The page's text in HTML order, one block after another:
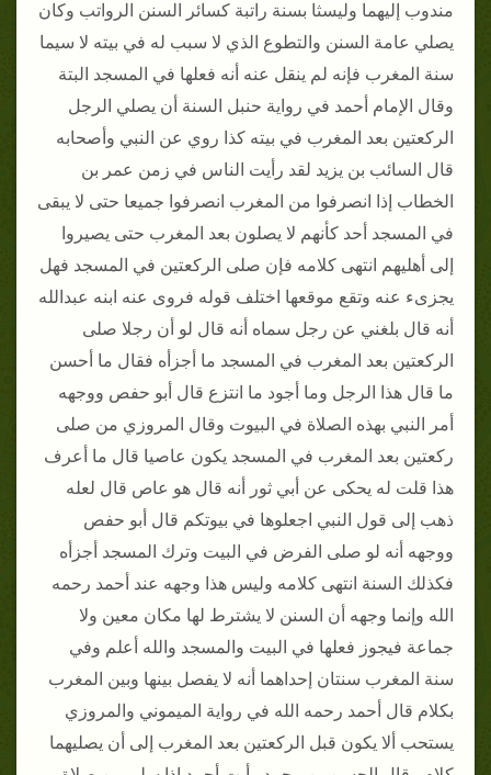
مندوب إليهما وليسثا بسنة راتبة كسائر السنن الرواتب وكان
يصلي عامة السنن والتطوع الذي لا سبب له في بيته لا سيما
سنة المغرب فإنه لم ينقل عنه أنه فعلها في المسجد البتة
وقال الإمام أحمد في رواية حنبل السنة أن يصلي الرجل
الركعتين بعد المغرب في بيته كذا روي عن النبي وأصحابه
قال السائب بن يزيد لقد رأيت الناس في زمن عمر بن
الخطاب إذا انصرفوا من المغرب انصرفوا جميعا حتى لا يبقى
في المسجد أحد كأنهم لا يصلون بعد المغرب حتى يصيروا
إلى أهليهم انتهى كلامه فإن صلى الركعتين في المسجد فهل
يجزىء عنه وتقع موقعها اختلف قوله فروى عنه ابنه عبدالله
أنه قال بلغني عن رجل سماه أنه قال لو أن رجلا صلى
الركعتين بعد المغرب في المسجد ما أجزأه فقال ما أحسن
ما قال هذا الرجل وما أجود ما انتزع قال أبو حفص ووجهه
أمر النبي بهذه الصلاة في البيوت وقال المروزي من صلى
ركعتين بعد المغرب في المسجد يكون عاصيا قال ما أعرف
هذا قلت له يحكى عن أبي ثور أنه قال هو عاص قال لعله
ذهب إلى قول النبي اجعلوها في بيوتكم قال أبو حفص
ووجهه أنه لو صلى الفرض في البيت وترك المسجد أجزأه
فكذلك السنة انتهى كلامه وليس هذا وجهه عند أحمد رحمه
الله وإنما وجهه أن السنن لا يشترط لها مكان معين ولا
جماعة فيجوز فعلها في البيت والمسجد والله أعلم وفي
سنة المغرب سنتان إحداهما أنه لا يفصل بينها وبين المغرب
بكلام قال أحمد رحمه الله في رواية الميموني والمروزي
يستحب ألا يكون قبل الركعتين بعد المغرب إلى أن يصليهما